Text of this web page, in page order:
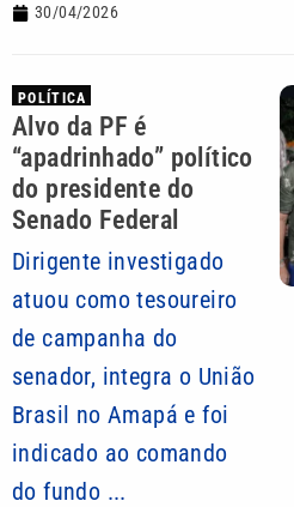
30/04/2026
POLÍTICA
Alvo da PF é
“apadrinhado” político
do presidente do
Senado Federal
Dirigente investigado
atuou como tesoureiro
de campanha do
senador, integra o União
Brasil no Amapá e foi
indicado ao comando
do fundo ...